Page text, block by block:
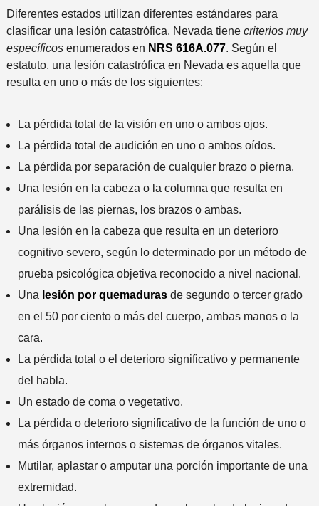
Diferentes estados utilizan diferentes estándares para
clasificar una lesión catastrófica. Nevada tiene criterios muy
específicosenumerados en NRS 616A.077. Según el
estatuto, una lesión catastrófica en Nevada es aquella que
resulta en uno o más de los siguientes:
La pérdida total de la visión en uno o ambos ojos.
La pérdida total de audición en uno o ambos oídos.
La pérdida por separación de cualquier brazo o pierna.
Una lesión en la cabeza o la columna que resulta en
parálisis de las piernas, los brazos o ambas.
Una lesión en la cabeza que resulta en un deterioro
cognitivo severo, según lo determinado por un método de
prueba psicológica objetiva reconocido a nivel nacional.
Una lesión por quemadurasde segundo o tercer grado
en el 50 por ciento o más del cuerpo, ambas manos o la
cara.
La pérdida total o el deterioro significativo y permanente
del habla.
Un estado de coma o vegetativo.
La pérdida o deterioro significativo de la función de uno o
más órganos internos o sistemas de órganos vitales.
Mutilar, aplastar o amputar una porción importante de una
extremidad.